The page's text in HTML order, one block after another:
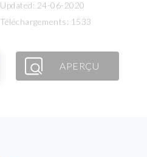
Updated: 24-06-2020
Téléchargements: 1533
APERÇU